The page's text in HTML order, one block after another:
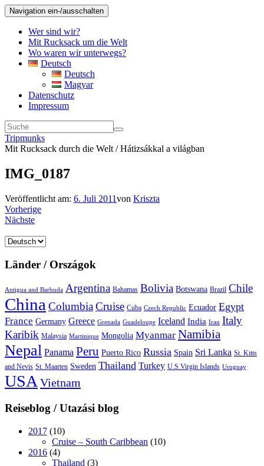
Navigation ein-/ausschalten
Wer sind wir?
Mit Rucksack um die Welt
Wo waren wir unterwegs?
Deutsch
Deutsch
Magyar
Datenschutz
Impressum
Tripmunks
Mit Rucksack durch die Welt / Hátizsákkal a világban
IMG_0187
Veröffentlicht am: 6. Juli 2011von Kriszta
Vorherige
Nächste
Sprache
Länder / Országok
Antigua and Barbuda Argentina Bahamas Bolivia Botswana Brazil Chile
China ColumbiaCruise Cuba Czech Republic Ecuador Egypt
France Germany Greece Grenada Guadeloupe Iceland India Iran Italy
Karibik Malaysia Martinique Mongolia Myanmar Namibia
Nepal Panama Peru Puerto Rico Russia Spain Sri Lanka St. Kitts
and Nevis St. Maarten Sweden Thailand Turkey U.S.Virgin Islands Uruguay
USAVietnam
Reiseblog / Utazási blog
2017 (10)
Cruise – South Caribbean (10)
2016 (4)
Thailand (3)